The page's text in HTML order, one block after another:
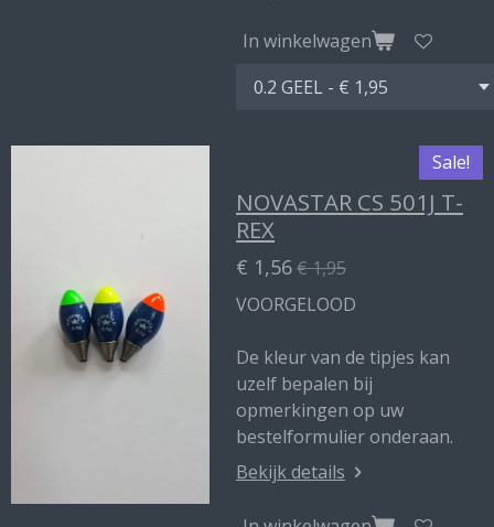
In winkelwagen
Sale!
NOVASTAR CS 501J T-
REX
€ 1,56€ 1,95
VOORGELOOD
De kleur van de tipjes kan
uzelf bepalen bij
opmerkingen op uw
bestelformulier onderaan.
Bekijk details